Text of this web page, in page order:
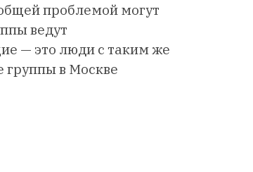
проблемой могут
ведут
— это люди с таким же
группы в Москве